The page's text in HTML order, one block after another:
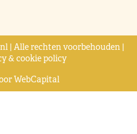
| Alle rechten voorbehouden |
& cookie policy
WebCapital